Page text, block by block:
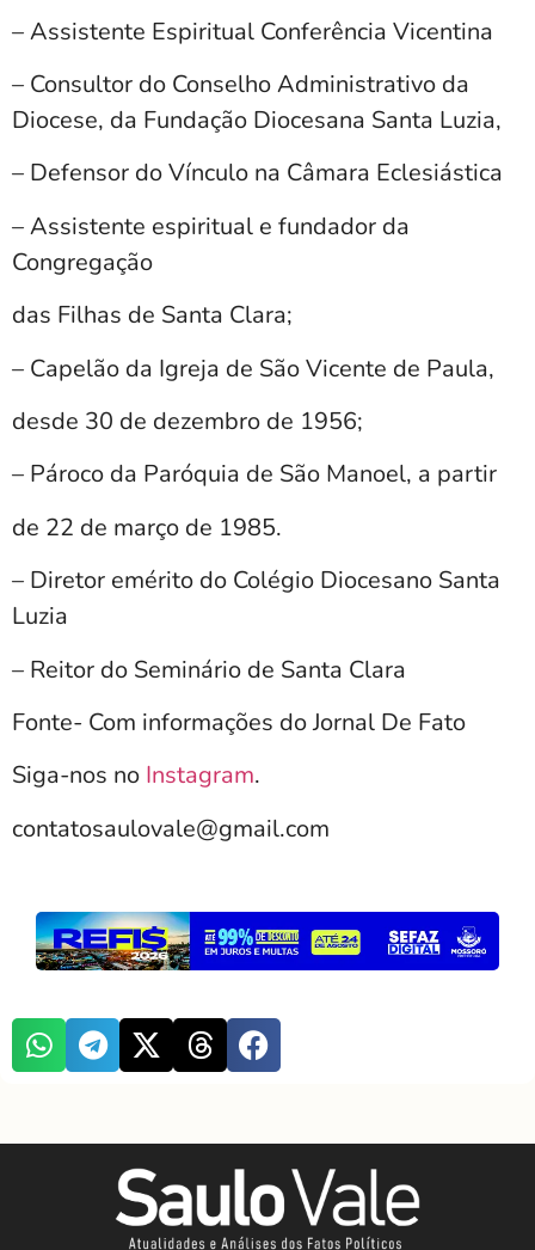
– Assistente Espiritual Conferência Vicentina
– Consultor do Conselho Administrativo da
Diocese, da Fundação Diocesana Santa Luzia,
– Defensor do Vínculo na Câmara Eclesiástica
– Assistente espiritual e fundador da
Congregação
das Filhas de Santa Clara;
– Capelão da Igreja de São Vicente de Paula,
desde 30 de dezembro de 1956;
– Pároco da Paróquia de São Manoel, a partir
de 22 de março de 1985.
– Diretor emérito do Colégio Diocesano Santa
Luzia
– Reitor do Seminário de Santa Clara
Fonte- Com informações do Jornal De Fato
Siga-nos no Instagram.
contatosaulovale@gmail.com